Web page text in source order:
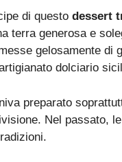
di questo dessert
terra generosa e
gelosamente di
dolciario
preparato
Nel passato,